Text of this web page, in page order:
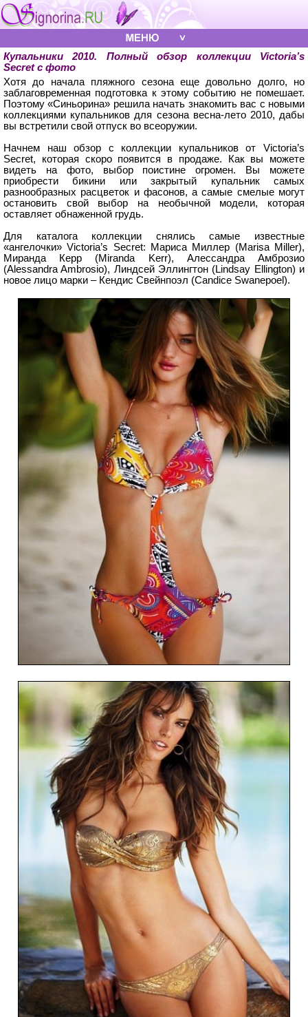
Купальники 2010. Полный обзор коллекции Victoria’s
Secret с фото
Хотя до начала пляжного сезона еще довольно долго, но
заблаговременная подготовка к этому событию не помешает.
Поэтому «Синьорина» решила начать знакомить вас с новыми
коллекциями купальников для сезона весна-лето 2010, дабы
вы встретили свой отпуск во всеоружии.
Начнем наш обзор с коллекции купальников от Victoria’s
Secret, которая скоро появится в продаже. Как вы можете
видеть на фото, выбор поистине огромен. Вы можете
приобрести бикини или закрытый купальник самых
разнообразных расцветок и фасонов, а самые смелые могут
остановить свой выбор на необычной модели, которая
оставляет обнаженной грудь.
Для каталога коллекции снялись самые известные
«ангелочки» Victoria’s Secret: Мариса Миллер (Marisa Miller),
Миранда Керр (Miranda Kerr), Алессандра Амброзио
(Alessandra Ambrosio), Линдсей Эллингтон (Lindsay Ellington) и
новое лицо марки – Кендис Свейнпоэл (Candice Swanepoel).